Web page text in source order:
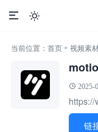

当前位置： 首页 » 视频素
2025-
https://
链